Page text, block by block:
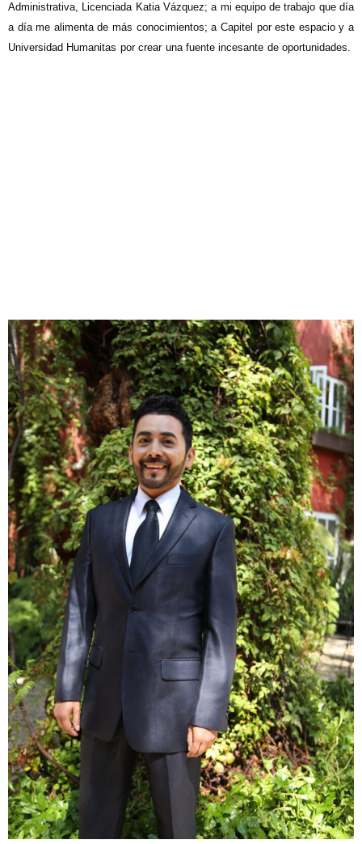
Administrativa, Licenciada Katia Vázquez; a mi equipo de trabajo que día
a día me alimenta de más conocimientos; a Capitel por este espacio y a
Universidad Humanitas por crear una fuente incesante de oportunidades.